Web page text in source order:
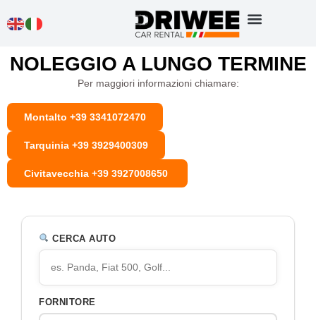
NOLEGGIO A LUNGO TERMINE
Per maggiori informazioni chiamare:
Montalto +39 3341072470
Tarquinia +39 3929400309
Civitavecchia +39 3927008650
CERCA AUTO
FORNITORE